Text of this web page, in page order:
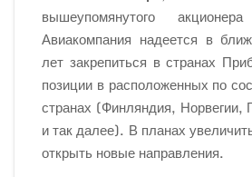
вышеупомянутого
Авиакомпания надеется в
лет закрепиться в странах
позиции в расположенных по
странах (Финляндия, Норвегии,
и так далее). В планах
открыть новые направления.